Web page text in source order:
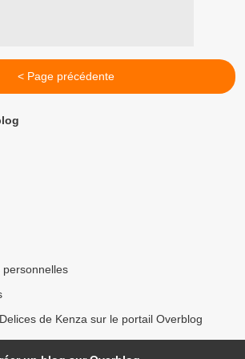
< Page précédente
de Kenza sur le portail Overblog